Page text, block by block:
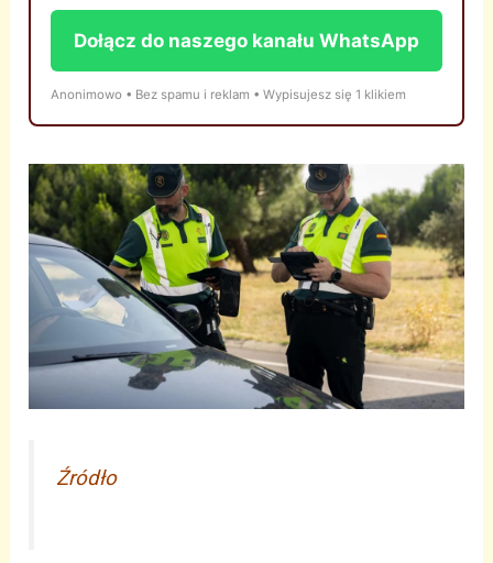
Dołącz do naszego kanału WhatsApp
Anonimowo • Bez spamu i reklam • Wypisujesz się 1 klikiem
Źródło